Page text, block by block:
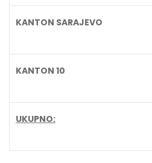
KANTON SARAJEVO
KANTON 10
UKUPNO: